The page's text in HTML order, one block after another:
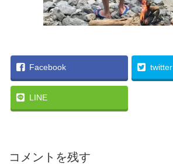
Facebook twitter
LINE
コメントを残す